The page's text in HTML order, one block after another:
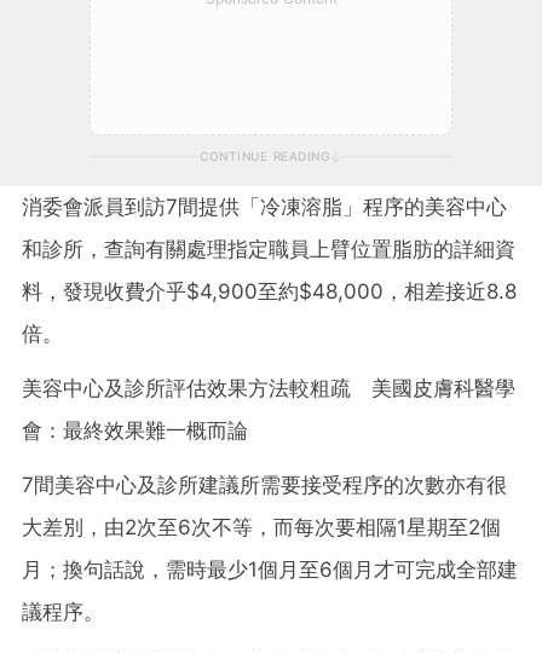
CONTINUE READING
消委會派員到訪7間提供「冷凍溶脂」程序的美容中心
和診所，查詢有關處理指定職員上臂位置脂肪的詳細資
料，發現收費介乎$4,900至約$48,000，相差接近8.8
倍。
美容中心及診所評估效果方法較粗疏 美國皮膚科醫學
會：最終效果難一概而論
7間美容中心及診所建議所需要接受程序的次數亦有很
大差別，由2次至6次不等，而每次要相隔1星期至2個
月；換句話說，需時最少1個月至6個月才可完成全部建
議程序。